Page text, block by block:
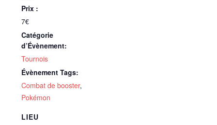
Prix :
7€
Catégorie
d’Évènement:
Tournois
Évènement Tags:
Combat de booster,
Pokémon
LIEU